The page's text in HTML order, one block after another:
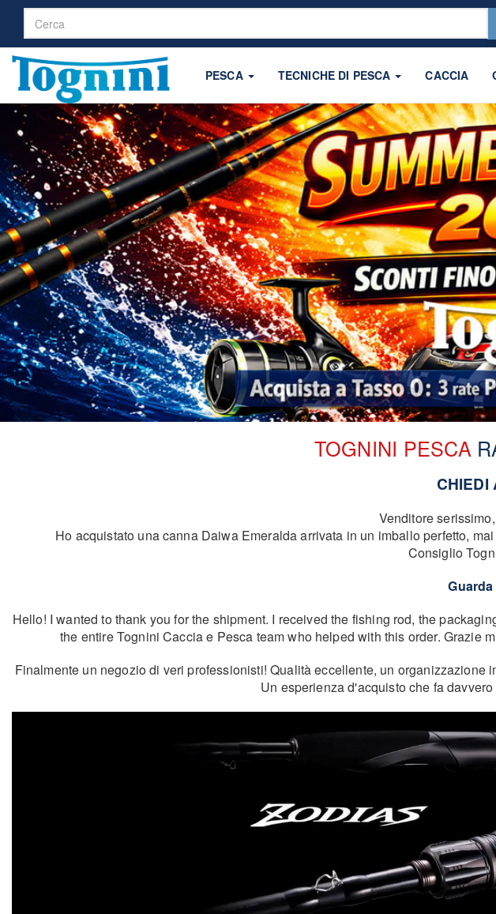
PESCA TECNICHE DI PESCA CACCIA
TOGNINI PESCA
CHIEDI
Venditore
Ho acquistato una canna Daiwa Emeralda arrivata in un imballo perfetto,
Consiglio
Hello! I wanted to thank you for the shipment. I received the fishing rod, the
the entire Tognini Caccia e Pesca team who helped with this order.
Finalmente un negozio di veri professionisti! Qualità eccellente, un
Un esperienza d'acquisto che fa